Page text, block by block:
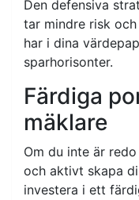
Den defensiva
tar mindre risk
har i dina
sparhorisonter.
Färdiga
mäklare
Om du inte är
och aktivt skapa
investera i ett